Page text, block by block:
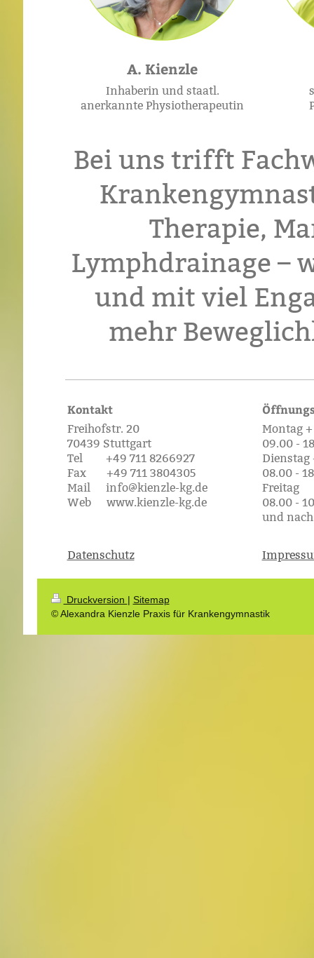
A. Kienzle
Inhaberin und staatl.
anerkannte Physiotherapeutin
Bei uns trifft
Therapie,
Lymphdrainage –
und mit viel
mehr
Kontakt
Freihofstr. 20
70439 Stuttgart
Tel +49 711 8266927
Fax +49 711 3804305
Mail info@kienzle-kg.de
Web www.kienzle-kg.de
Montag
09.00 -
Dienstag
08.00 -
Freitag
08.00 -
und
Datenschutz
Druckversion | Sitemap
© Alexandra Kienzle Praxis für Krankengymnastik